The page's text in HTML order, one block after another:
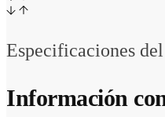
Especificaciones
Información